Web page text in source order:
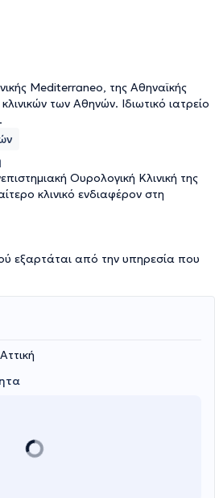
και παρέχει εξειδικευμένες
ασθενών του.
Mediterraneo, της Αθηναϊκής
των Αθηνών. Ιδιωτικό ιατρείο
Ουρολογική Κλινική της
κλινικό ενδιαφέρον στη
εξαρτάται από την υπηρεσία που